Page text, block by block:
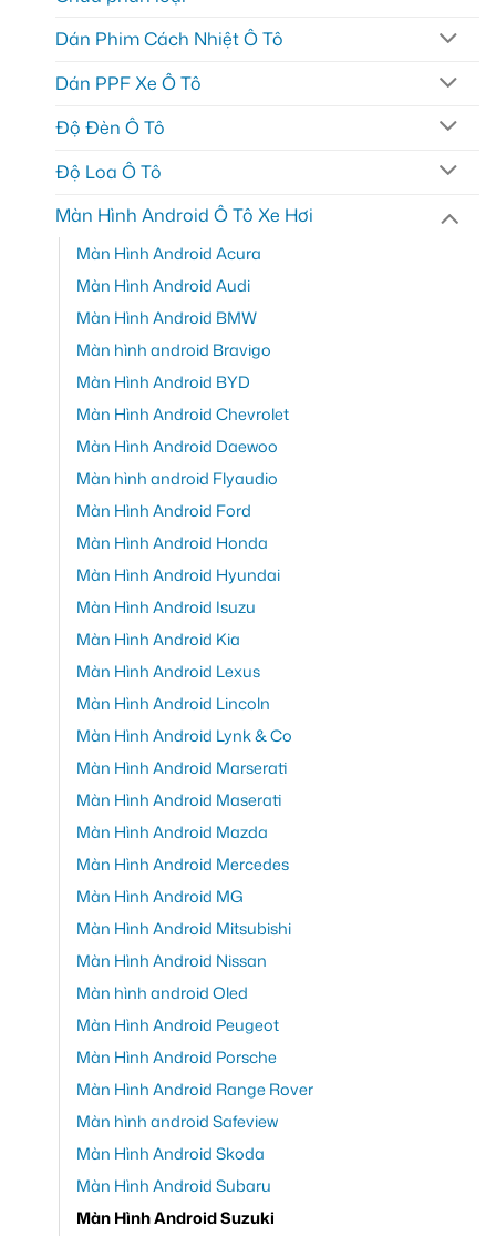
Dán Phim Cách Nhiệt Ô Tô
Dán PPF Xe Ô Tô
Độ Đèn Ô Tô
Độ Loa Ô Tô
Màn Hình Android Ô Tô Xe Hơi
Màn Hình Android Acura
Màn Hình Android Audi
Màn Hình Android BMW
Màn hình android Bravigo
Màn Hình Android BYD
Màn Hình Android Chevrolet
Màn Hình Android Daewoo
Màn hình android Flyaudio
Màn Hình Android Ford
Màn Hình Android Honda
Màn Hình Android Hyundai
Màn Hình Android Isuzu
Màn Hình Android Kia
Màn Hình Android Lexus
Màn Hình Android Lincoln
Màn Hình Android Lynk & Co
Màn Hình Android Marserati
Màn Hình Android Maserati
Màn Hình Android Mazda
Màn Hình Android Mercedes
Màn Hình Android MG
Màn Hình Android Mitsubishi
Màn Hình Android Nissan
Màn hình android Oled
Màn Hình Android Peugeot
Màn Hình Android Porsche
Màn Hình Android Range Rover
Màn hình android Safeview
Màn Hình Android Skoda
Màn Hình Android Subaru
Màn Hình Android Suzuki